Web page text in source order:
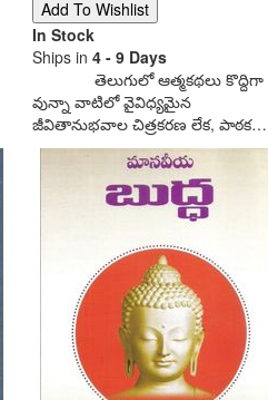
In Stock
Ships in 4 - 9 Days
తెలుగులో ఆత్మకథలు కొద్దిగా
వున్నా వాటిలో వైవిధ్యమైన
జీవితానుభవాల చిత్రకరణ లేక, పాఠక…